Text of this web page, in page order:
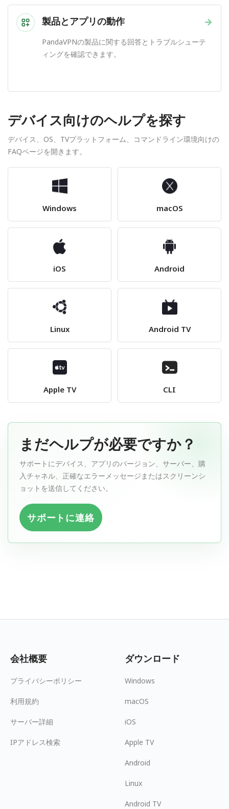
→
製品とアプリの動作
PandaVPNの製品に関する回答とトラブルシューテ
ィングを確認できます。
デバイス向けのヘルプを探す
デバイス、OS、TVプラットフォーム、コマンドライン環境向けの
FAQページを開きます。
Windows macOS
iOS Android
Linux Android TV
Apple TV CLI
まだヘルプが必要ですか？
サポートにデバイス、アプリのバージョン、サーバー、購
入チャネル、正確なエラーメッセージまたはスクリーンシ
ョットを送信してください。
サポートに連絡
会社概要
プライバシーポリシー
利用規約
サーバー詳細
IPアドレス検索
ダウンロード
Windows
macOS
iOS
Apple TV
Android
Linux
Android TV